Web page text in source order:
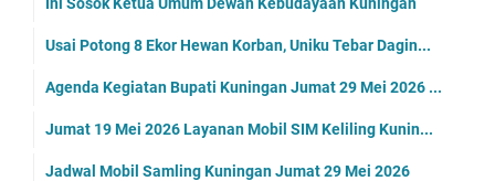
Usai Potong 8 Ekor Hewan Korban, Uniku Tebar Dagin...
Agenda Kegiatan Bupati Kuningan Jumat 29 Mei 2026 ...
Jumat 19 Mei 2026 Layanan Mobil SIM Keliling Kunin...
Jadwal Mobil Samling Kuningan Jumat 29 Mei 2026